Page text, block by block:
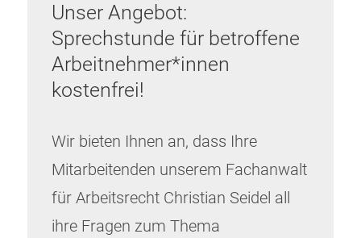
Unser Angebot:
Sprechstunde für betroffene
Arbeitnehmer*innen
kostenfrei!
Wir bieten Ihnen an, dass Ihre
Mitarbeitenden unserem Fachanwalt
für Arbeitsrecht Christian Seidel all
ihre Fragen zum Thema